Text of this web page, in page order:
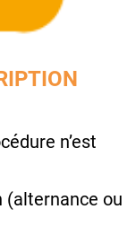
n’est
(alternance ou